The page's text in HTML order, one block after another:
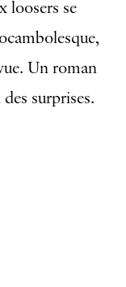
loosers se
Un roman
surprises.